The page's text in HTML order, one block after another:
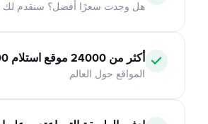
هل وجدت سعرًا أفضل؟ سنقدم لك
أكثر من 24000 موقع استلام 24000
المواقع حول العالم